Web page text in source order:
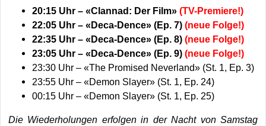
20:15 Uhr – «Clannad: Der Film» (TV-Premiere!)
22:05 Uhr – «Deca-Dence» (Ep. 7)(neue Folge!)
22:35 Uhr – «Deca-Dence» (Ep. 8) (neue Folge!)
23:05 Uhr – «Deca-Dence» (Ep. 9)(neue Folge!)
23:30 Uhr – «The Promised Neverland» (St. 1, Ep. 3)
23:55 Uhr – «Demon Slayer» (St. 1, Ep. 24)
00:15 Uhr – «Demon Slayer» (St. 1, Ep. 25)
Die Wiederholungen erfolgen in der Nacht von Samstag